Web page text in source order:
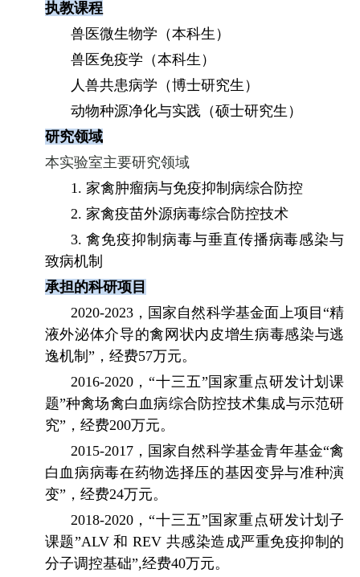
执教课程
兽医微生物学（本科生）
兽医免疫学（本科生）
人兽共患病学（博士研究生）
动物种源净化与实践（硕士研究生）
研究领域
本实验室主要研究领域
1. 家禽肿瘤病与免疫抑制病综合防控
2. 家禽疫苗外源病毒综合防控技术
3.禽免疫抑制病毒与垂直传播病毒感染与
致病机制
承担的科研项目
2020-2023，国家自然科学基金面上项目“精
液外泌体介导的禽网状内皮增生病毒感染与逃
逸机制”，经费57万元。
2016-2020，“十三五”国家重点研发计划课
题”种禽场禽白血病综合防控技术集成与示范研
究”，经费200万元。
2015-2017，国家自然科学基金青年基金“禽
白血病病毒在药物选择压的基因变异与准种演
变”，经费24万元。
2018-2020，“十三五”国家重点研发计划子
课题”ALV和REV 共感染造成严重免疫抑制的
分子调控基础”,经费40万元。